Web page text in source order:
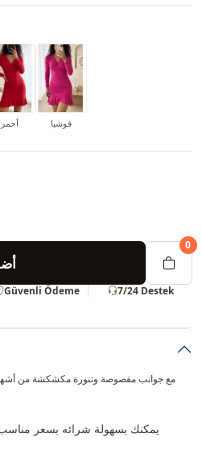
أحمر فوشيا
0
Güvenli Ödeme 7/24 Destek
يمكنك بسهولة شرائه بسعر